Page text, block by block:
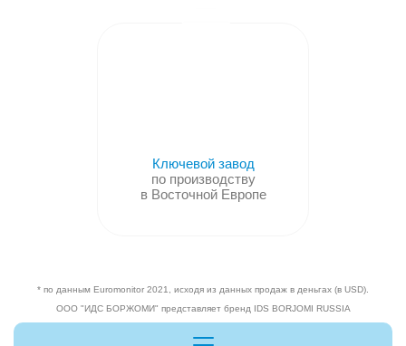
РОСТ
Ключевой завод
по производству
в Восточной Европе
* по данным Euromonitor 2021, исходя из данных продаж в деньгах (в USD).
ООО "ИДС БОРЖОМИ" представляет бренд IDS BORJOMI RUSSIA